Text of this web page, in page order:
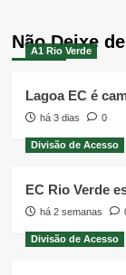
Não Deixe
A1 Rio Verde
Lagoa EC é
há 3 dias 0
Divisão de Acesso
EC Rio Verde
há 2 semanas
Divisão de Acesso